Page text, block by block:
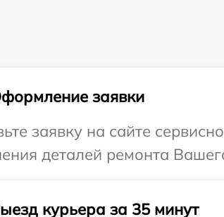
заявки
заявку на сайте
деталей ремонта
курьера за 35 минут